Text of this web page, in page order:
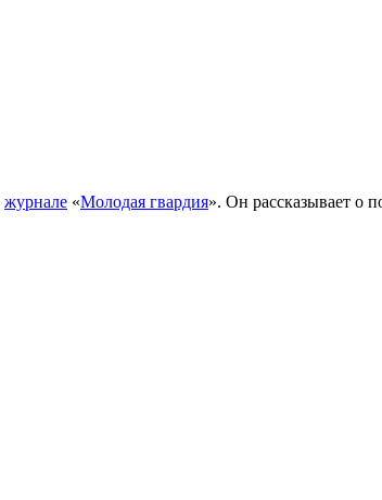
журнале «Молодая гвардия». Он рассказывает о